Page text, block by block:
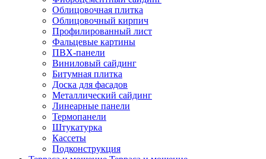
Облицовочная плитка
Облицовочный кирпич
Профилированный лист
Фальцевые картины
ПВХ-панели
Виниловый сайдинг
Битумная плитка
Доска для фасадов
Металлический сайдинг
Линеарные панели
Термопанели
Штукатурка
Кассеты
Подконструкция